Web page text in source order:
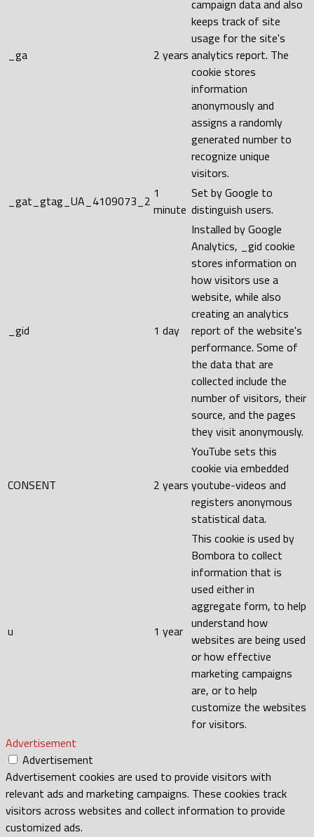
_ga 2 years
campaign data and also
keeps track of site
usage for the site's
analytics report. The
cookie stores
information
anonymously and
assigns a randomly
generated number to
recognize unique
visitors.
_gat_gtag_UA_4109073_2 1
minute
Set by Google to
distinguish users.
_gid 1 day
Installed by Google
Analytics, _gid cookie
stores information on
how visitors use a
website, while also
creating an analytics
report of the website's
performance. Some of
the data that are
collected include the
number of visitors, their
source, and the pages
they visit anonymously.
CONSENT 2 years
YouTube sets this
cookie via embedded
youtube-videos and
registers anonymous
statistical data.
u 1 year
This cookie is used by
Bombora to collect
information that is
used either in
aggregate form, to help
understand how
websites are being used
or how effective
marketing campaigns
are, or to help
customize the websites
for visitors.
Advertisement
Advertisement
Advertisement cookies are used to provide visitors with
relevant ads and marketing campaigns. These cookies track
visitors across websites and collect information to provide
customized ads.